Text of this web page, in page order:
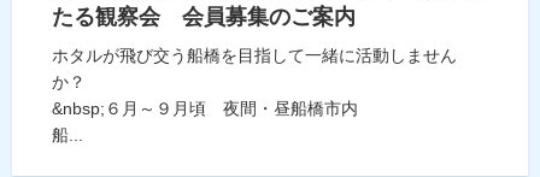
たる観察会 会員募集のご案内
ホタルが飛び交う船橋を目指して一緒に活動しません
か？
&nbsp;６月～９月頃 夜間・昼船橋市内
船...